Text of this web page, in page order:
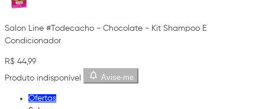
Salon Line #Todecacho - Chocolate - Kit Shampoo E
Condicionador
R$ 44,99
Produto indisponível
Avise-me
Ofertas